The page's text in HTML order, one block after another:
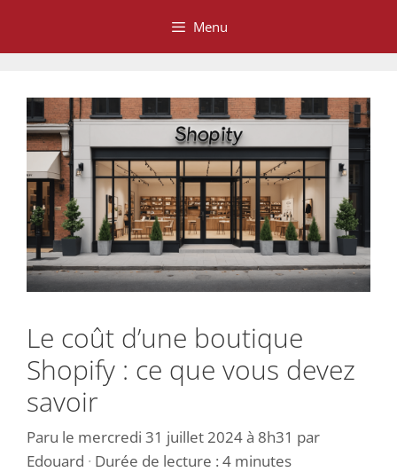
contenu
Menu
Le coût d’une boutique
Shopify : ce que vous devez
savoir
Paru le mercredi 31 juillet 2024 à 8h31 par
Edouard · Durée de lecture : 4 minutes